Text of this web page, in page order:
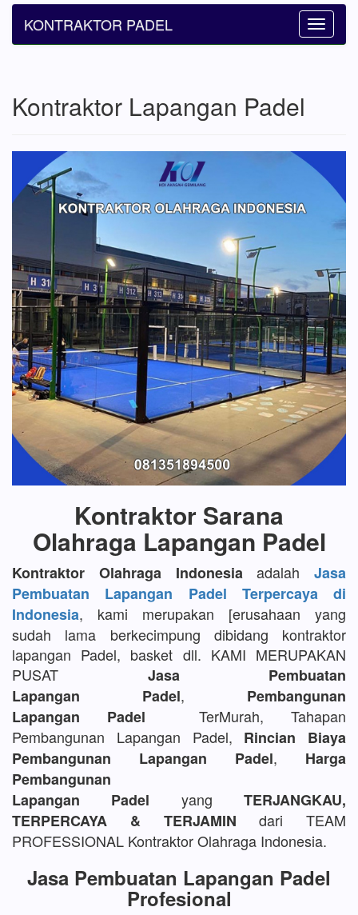
Toggle
KONTRAKTOR PADEL
Kontraktor Lapangan Padel
Kontraktor Sarana
Olahraga Lapangan Padel
Kontraktor Olahraga Indonesia adalah Jasa
Pembuatan Lapangan Padel Terpercaya di
Indonesia, kami merupakan [erusahaan yang
sudah lama berkecimpung dibidang kontraktor
lapangan Padel, basket dll. KAMI MERUPAKAN
PUSAT Jasa Pembuatan
Lapangan Padel, Pembangunan
Lapangan Padel TerMurah, Tahapan
Pembangunan Lapangan Padel, Rincian Biaya
Pembangunan Lapangan Padel, Harga
Pembangunan
Lapangan Padel yangTERJANGKAU,
TERPERCAYA & TERJAMIN dari TEAM
PROFESSIONAL Kontraktor Olahraga Indonesia.
Jasa Pembuatan Lapangan Padel
Profesional